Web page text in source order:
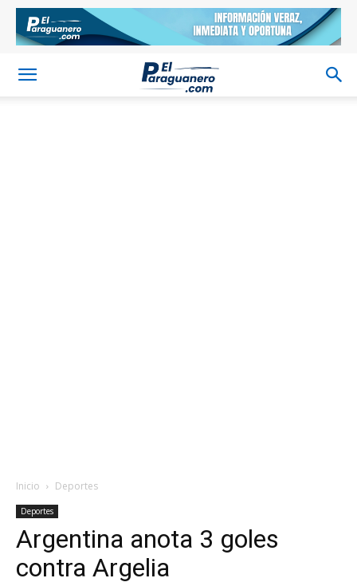
Inicio Deportes
Deportes
Argentina anota 3 goles
contra Argelia